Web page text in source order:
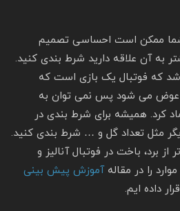
ممکن است احساسی تصمیم
به آن علاقه دارید شرط بندی کنید.
که فوتبال یک بازی است که
عوض می شود پس نمی توان به
کرد. همیشه برای شرط بندی در
مثل تعداد گل و … شرط بندی کنید.
برد، باخت در فوتبال آنالیز و
را در مقالهآموزش پیش بینی
داده ایم.